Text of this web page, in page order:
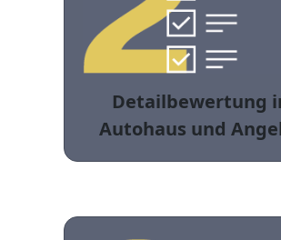
Detailbewertung
Autohaus und